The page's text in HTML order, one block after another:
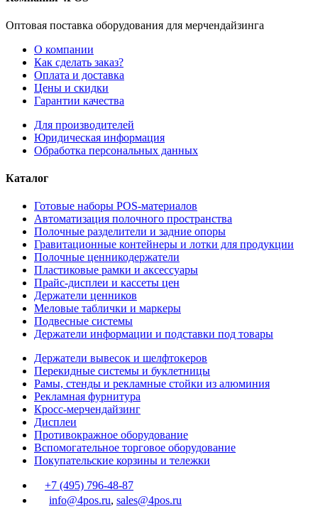
Оптовая поставка оборудования для мерчендайзинга
О компании
Как сделать заказ?
Оплата и доставка
Цены и скидки
Гарантии качества
Для производителей
Юридическая информация
Обработка персональных данных
Каталог
Готовые наборы POS-материалов
Автоматизация полочного пространства
Полочные разделители и задние опоры
Гравитационные контейнеры и лотки для продукции
Полочные ценникодержатели
Пластиковые рамки и аксессуары
Прайс-дисплеи и кассеты цен
Держатели ценников
Меловые таблички и маркеры
Подвесные системы
Держатели информации и подставки под товары
Держатели вывесок и шелфтокеров
Перекидные системы и буклетницы
Рамы, стенды и рекламные стойки из алюминия
Рекламная фурнитура
Кросс-мерчендайзинг
Дисплеи
Противокражное оборудование
Вспомогательное торговое оборудование
Покупательские корзины и тележки
+7 (495) 796-48-87
info@4pos.ru, sales@4pos.ru